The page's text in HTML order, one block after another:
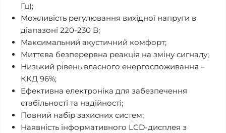
Гц);
Можливість регулювання вихідної напруги в
діапазоні 220-230 В;
Максимальний акустичний комфорт;
Миттєва безперервна реакція на зміну сигналу;
Низький рівень власного енергоспоживання –
ККД 96%;
Ефективна електроніка для забезпечення
стабільності та надійності;
Повний набір захисних систем;
Наявність інформативного LCD-дисплея з